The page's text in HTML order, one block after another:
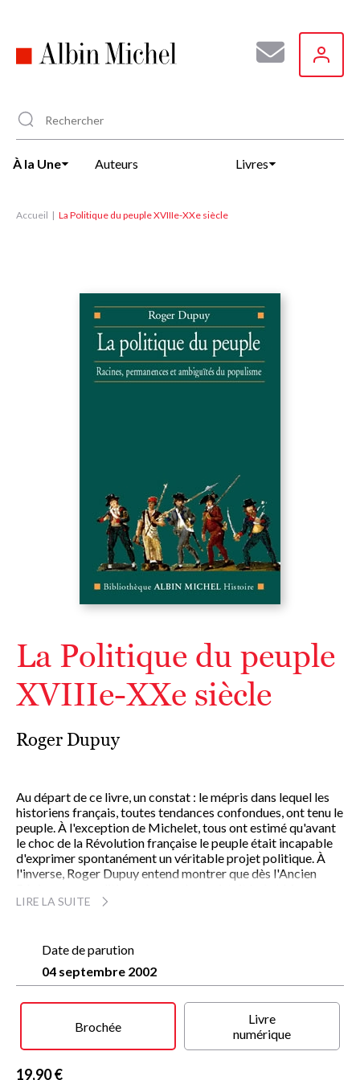
principal
À la Une Auteurs Livres
Accueil La Politique du peuple XVIIIe-XXe siècle
La Politique du peuple
XVIIIe-XXe siècle
Roger Dupuy
Au départ de ce livre, un constat : le mépris dans lequel les
historiens français, toutes tendances confondues, ont tenu le
peuple. À l'exception de Michelet, tous ont estimé qu'avant
le choc de la Révolution française le peuple était incapable
d'exprimer spontanément un véritable projet politique. À
l'inverse, Roger Dupuy entend montrer que dès l'Ancien
juxtaposant conservatisme et égalitarisme, elle déterminait
vendéens traduisent les deux versants contradictoires d'une
même politique populaire que l'on voit resurgir en 1830, en
1848 et en 1870.
épisodiquement une contestation dite populiste, qui prétend
vouloir imposer la voix véritable du peuple et un régime fort
contre un parlementarisme corrompu et impuissant. Le
l'entre-deux-guerres, le poujadisme et, aujourd'hui, le Front
LIRE LA SUITE
Date de parution
04 septembre 2002
Brochée
Livre
numérique
19,90 €